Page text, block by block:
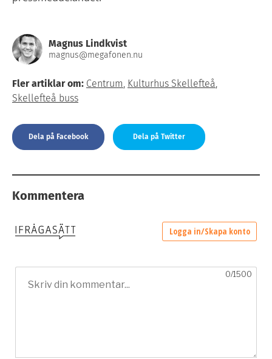
Magnus Lindkvist
magnus@megafonen.nu
Fler artiklar om: Centrum Kulturhus Skellefteå
Skellefteå buss
Dela på Facebook Dela på Twitter
Kommentera